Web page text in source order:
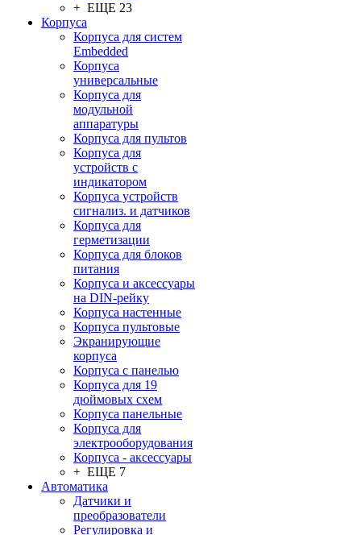
+ ЕЩЕ 23
Корпуса
Корпуса для систем
Embedded
Корпуса
универсальные
Корпуса для
модульной
аппаратуры
Корпуса для пультов
Корпуса для
устройств с
индикатором
Корпуса устройств
сигнализ. и датчиков
Корпуса для
герметизации
Корпуса для блоков
питания
Корпуса и аксессуары
на DIN-рейку
Корпуса настенные
Корпуса пультовые
Экранирующие
корпуса
Корпуса с панелью
Корпуса для 19
дюймовых схем
Корпуса панельные
Корпуса для
электрооборудования
Корпуса - аксессуары
+ ЕЩЕ 7
Автоматика
Датчики и
преобразователи
Регулировка и